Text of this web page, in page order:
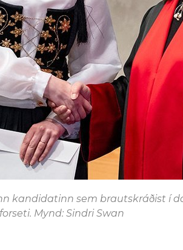
kandidatinn sem brautskráðist í
Mynd: Sindri Swan